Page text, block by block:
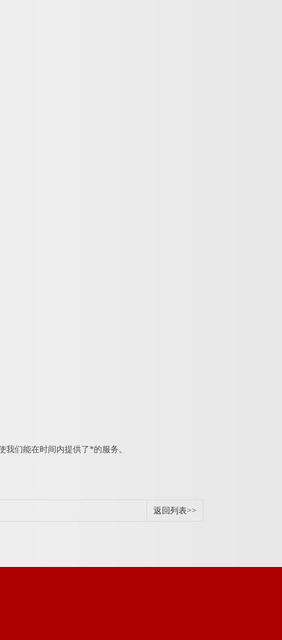
们能在时间内提供了*的服务。
返回列表>>